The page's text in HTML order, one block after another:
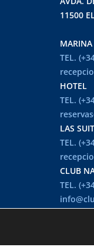
11500
MARINA
TEL.
HOTEL
TEL.
LAS
TEL.
CLUB
TEL.